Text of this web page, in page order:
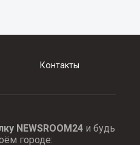
Контакты
NEWSROOM24и будь
городе: